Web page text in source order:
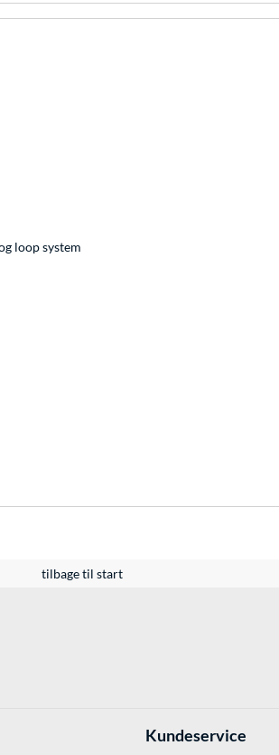
loop system
tilbage til start
Kundeservice